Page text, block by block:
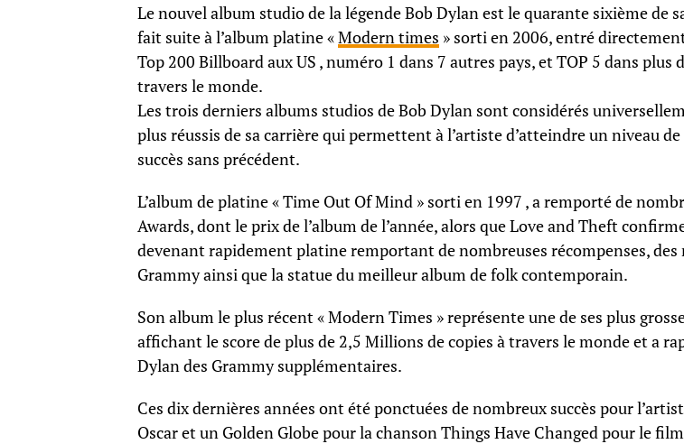
Le nouvel album studio de la légende Bob Dylan est le quarante sixième de
fait suite à l’album platine «Modern times » sorti en 2006, entré
Top 200 Billboard aux US , numéro 1 dans 7 autres pays, et TOP 5 dans plus
travers le monde.
Les trois derniers albums studios de Bob Dylan sont considérés
plus réussis de sa carrière qui permettent à l’artiste d’atteindre un niveau
succès sans précédent.
L’album de platine « Time Out Of Mind » sorti en 1997 , a remporté de
Awards, dont le prix de l’album de l’année, alors que Love and Theft
devenant rapidement platine remportant de nombreuses récompenses,
Grammy ainsi que la statue du meilleur album de folk contemporain.
Son album le plus récent « Modern Times » représente une de ses plus
affichant le score de plus de 2,5 Millions de copies à travers le monde et a
Dylan des Grammy supplémentaires.
Ces dix dernières années ont été ponctuées de nombreux succès pour
Oscar et un Golden Globe pour la chanson Things Have Changed pour le film